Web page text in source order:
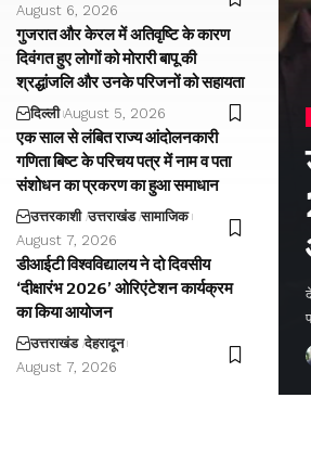
August 6, 2026
गुजरात और केरल में अतिवृष्टि के कारण
दिवंगत हुए लोगों को मोरारी बापू की
श्रद्धांजलि और उनके परिजनों को सहायता
दिल्ली August 5, 2026
एक साल से लंबित राज्य आंदोलनकारी
गणिता बिष्ट के परिचय पत्र में नाम व पता
संशोधन का प्रकरण का हुआ समाधान
उत्तरकाशी उत्तराखंड सामाजिक
August 7, 2026
डीआईटी विश्वविद्यालय ने दो दिवसीय
‘दीक्षारंभ 2026’ ओरिएंटेशन कार्यक्रम
का किया आयोजन
उत्तराखंड देहरादून
August 7, 2026